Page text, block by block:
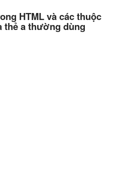
HTML và các thuộc
thẻ a thường dùng